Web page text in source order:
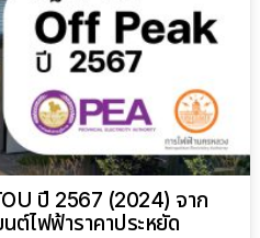
ปี 2567 (2024) จาก
ต์ไฟฟ้าราคาประหยัด